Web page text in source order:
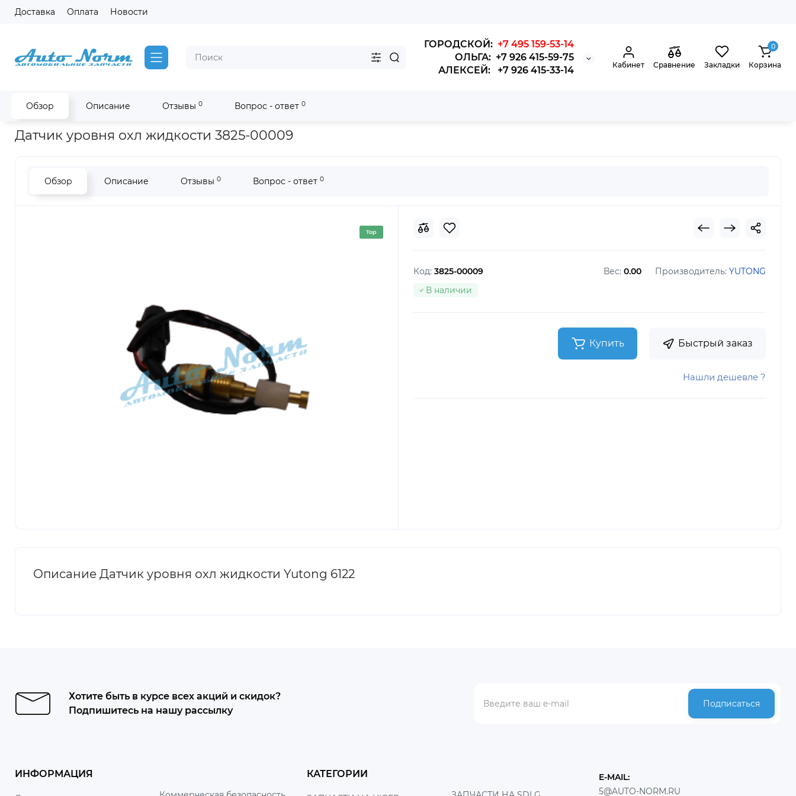
Доставка Оплата Новости
ГОРОДСКОЙ: +7 495 159-53-14
ОЛЬГА: +7 926 415-59-75
АЛЕКСЕЙ: +7 926 415-33-14
Кабинет Сравнение Закладки
0
Корзина
Обзор Описание Отзывы 0 Вопрос - ответ 0
Главная Запчасти Yutong Датчик уровня охл жидкости Yutong 6122
Датчик уровня охл жидкости 3825-00009
Обзор Описание Отзывы 0 Вопрос - ответ 0
Top
Код: 3825-00009 Производитель: YUTONG
В наличии
Вес: 0.00
Купить Быстрый заказ
Нашли дешевле ?
Описание Датчик уровня охл жидкости Yutong 6122
Хотите быть в курсе всех акций и скидок?
Подпишитесь на нашу рассылку
Подписаться
ИНФОРМАЦИЯ КАТЕГОРИИ
E-MAIL:
5@AUTO-NORM.RU